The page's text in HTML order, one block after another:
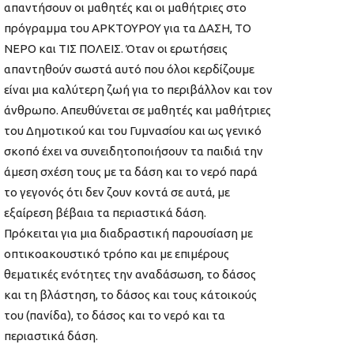
απαντήσουν οι μαθητές και οι μαθήτριες στο
πρόγραμμα του ΑΡΚΤΟΥΡΟΥ για τα ΔΑΣΗ, ΤΟ
ΝΕΡΟ και ΤΙΣ ΠΟΛΕΙΣ. Όταν οι ερωτήσεις
απαντηθούν σωστά αυτό που όλοι κερδίζουμε
είναι μια καλύτερη ζωή για το περιβάλλον και τον
άνθρωπο. Απευθύνεται σε μαθητές και μαθήτριες
του Δημοτικού και του Γυμνασίου και ως γενικό
σκοπό έχει να συνειδητοποιήσουν τα παιδιά την
άμεση σχέση τους με τα δάση και το νερό παρά
το γεγονός ότι δεν ζουν κοντά σε αυτά, με
εξαίρεση βέβαια τα περιαστικά δάση.
Πρόκειται για μια διαδραστική παρουσίαση με
οπτικοακουστικό τρόπο και με επιμέρους
θεματικές ενότητες την αναδάσωση, το δάσος
και τη βλάστηση, το δάσος και τους κάτοικούς
του (πανίδα), το δάσος και το νερό και τα
περιαστικά δάση.